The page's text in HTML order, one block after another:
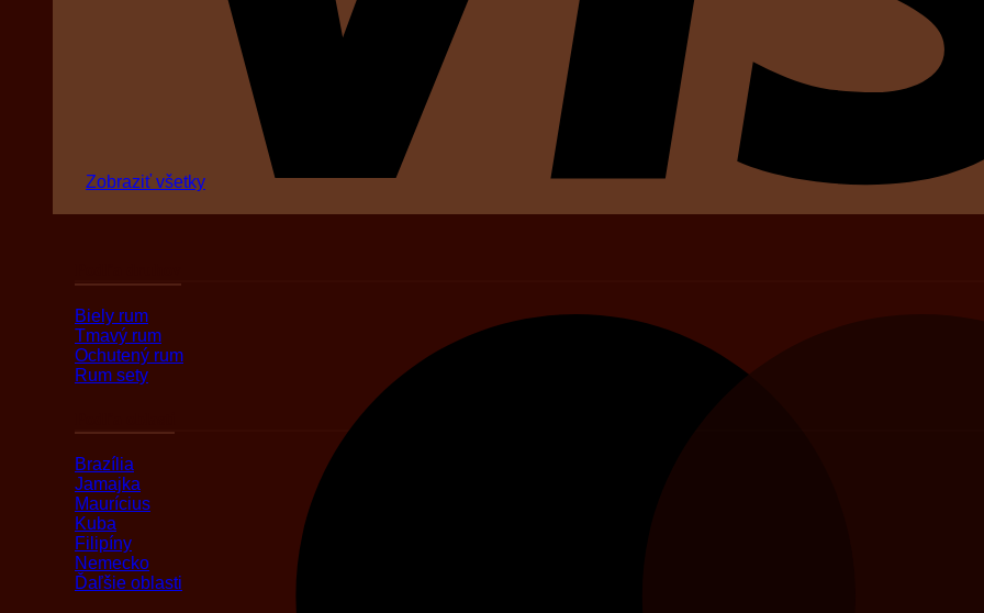
Zobraziť všetky
Biely rum
Tmavý rum
Ochutený rum
Rum sety
Brazília
Jamajka
Maurícius
Kuba
Filipíny
Nemecko
Ďaľšie oblasti